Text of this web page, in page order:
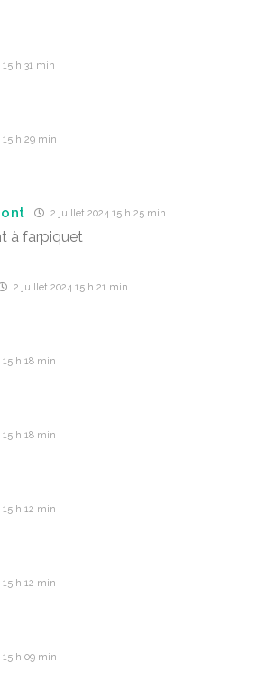
h 31 min
h 29 min
2 juillet 2024 15 h 25 min
à farpiquet
2 juillet 2024 15 h 21 min
h 18 min
h 18 min
h 12 min
h 12 min
h 09 min